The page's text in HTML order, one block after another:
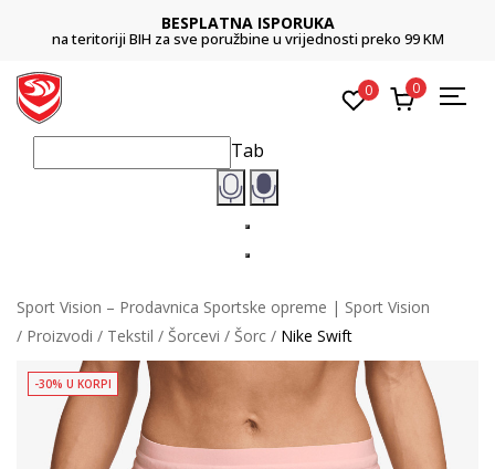
BESPLATNA ISPORUKA
na teritoriji BIH za sve poružbine u vrijednosti preko 99 KM
0 0
Tab
Sport Vision – Prodavnica Sportske opreme | Sport Vision
Proizvodi
Tekstil Šorcevi Šorc Nike Swift
-30% U KORPI